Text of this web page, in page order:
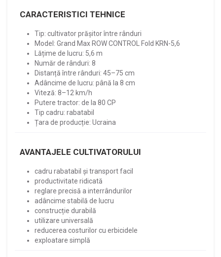
CARACTERISTICI TEHNICE
Tip: cultivator prășitor între rânduri
Model: Grand Max ROW CONTROL Fold KRN-5,6
Lățime de lucru: 5,6 m
Număr de rânduri: 8
Distanță între rânduri: 45–75 cm
Adâncime de lucru: până la 8 cm
Viteză: 8–12 km/h
Putere tractor: de la 80 CP
Tip cadru: rabatabil
Țara de producție: Ucraina
AVANTAJELE CULTIVATORULUI
cadru rabatabil și transport facil
productivitate ridicată
reglare precisă a interrândurilor
adâncime stabilă de lucru
construcție durabilă
utilizare universală
reducerea costurilor cu erbicidele
exploatare simplă